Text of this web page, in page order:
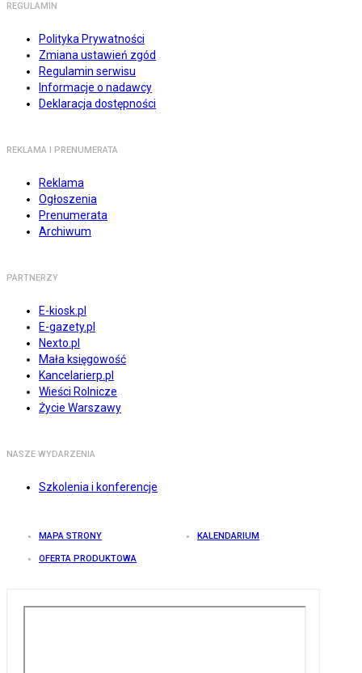
REGULAMIN
Polityka Prywatności
Zmiana ustawień zgód
Regulamin serwisu
Informacje o nadawcy
Deklaracja dostępności
REKLAMA I PRENUMERATA
Reklama
Ogłoszenia
Prenumerata
Archiwum
PARTNERZY
E-kiosk.pl
E-gazety.pl
Nexto.pl
Mała księgowość
Kancelarierp.pl
Wieści Rolnicze
Życie Warszawy
NASZE WYDARZENIA
Szkolenia i konferencje
MAPA STRONY KALENDARIUM
OFERTA PRODUKTOWA